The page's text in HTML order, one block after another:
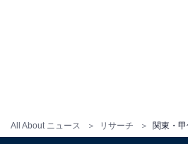
All About ニュース リサーチ